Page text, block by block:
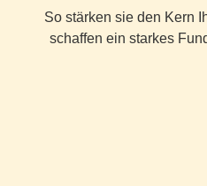
So stärken sie den Kern
schaffen ein starkes